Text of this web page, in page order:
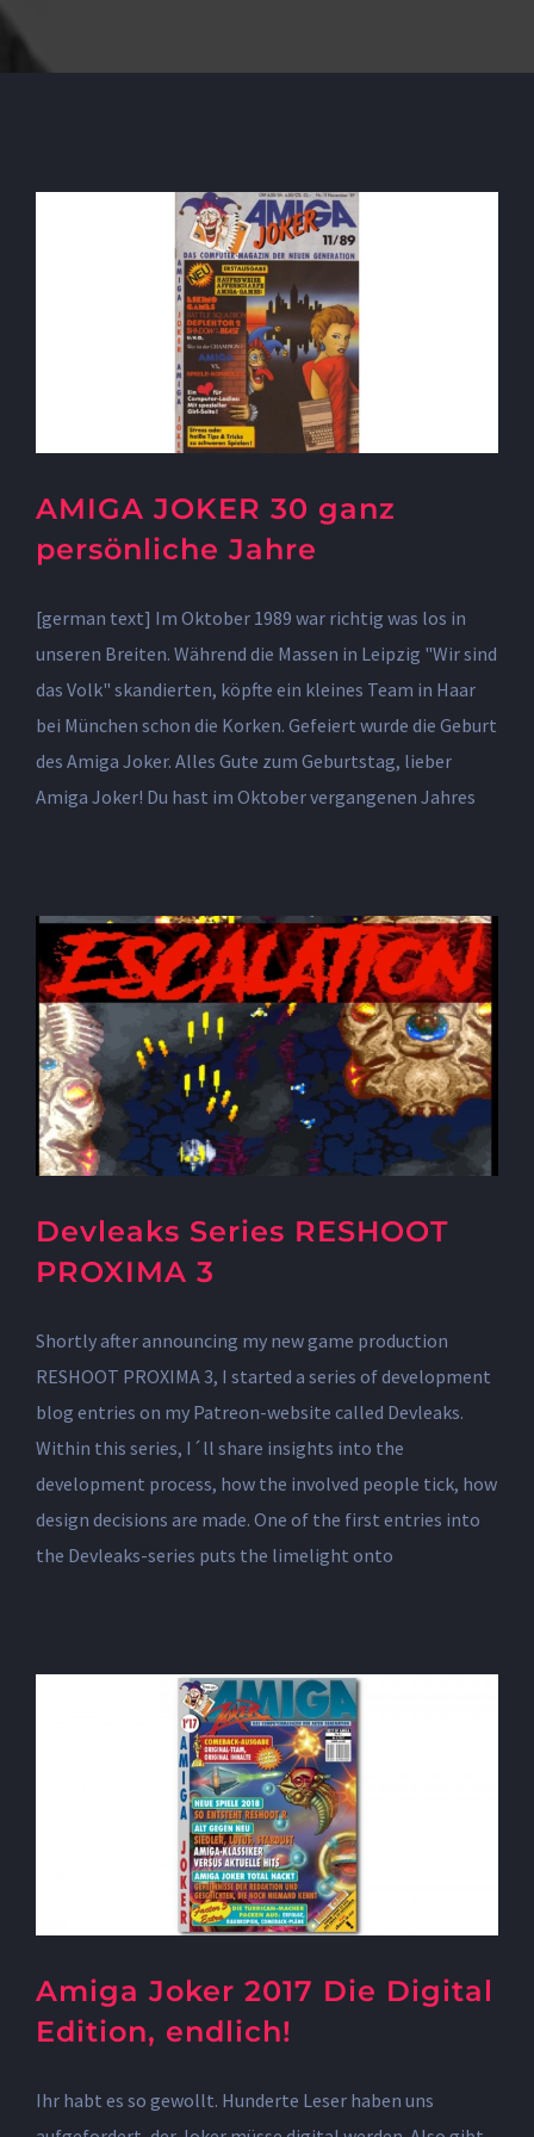
AMIGA JOKER 30 ganz
persönliche Jahre
AMIGA JOKER 30 ganz
persönliche Jahre
[german text] Im Oktober 1989 war richtig was los in
unseren Breiten. Während die Massen in Leipzig "Wir sind
das Volk" skandierten, köpfte ein kleines Team in Haar
bei München schon die Korken. Gefeiert wurde die Geburt
des Amiga Joker. Alles Gute zum Geburtstag, lieber
Amiga Joker! Du hast im Oktober vergangenen Jahres
Devleaks Series RESHOOT
Devleaks Series RESHOOT
PROXIMA 3
Shortly after announcing my new game production
RESHOOT PROXIMA 3, I started a series of development
blog entries on my Patreon-website called Devleaks.
Within this series, I´ll share insights into the
development process, how the involved people tick, how
design decisions are made. One of the first entries into
the Devleaks-series puts the limelight onto
Amiga Joker 2017 Die
Digital Edition, endlich!
Amiga Joker 2017 Die Digital
Edition, endlich!
Ihr habt es so gewollt. Hunderte Leser haben uns